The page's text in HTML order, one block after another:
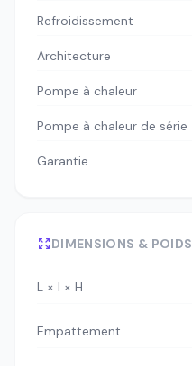
Refroidissement
Architecture
Pompe à chaleur
Pompe à chaleur de série
Garantie
DIMENSIONS & POIDS
L × l × H
Empattement